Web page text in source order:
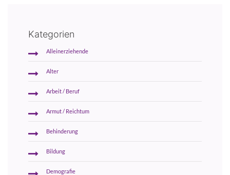
Kategorien
Alleinerziehende
Alter
Arbeit / Beruf
Armut / Reichtum
Behinderung
Bildung
Demografie